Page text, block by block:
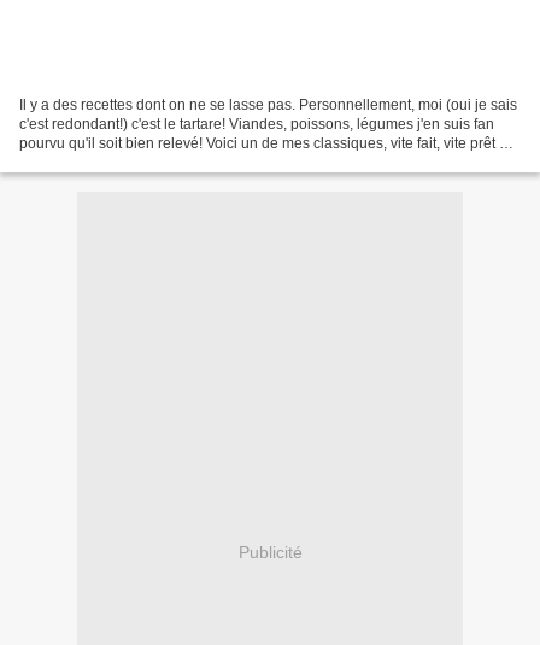
Il y a des recettes dont on ne se lasse pas. Personnellement, moi (oui je sais
c'est redondant!) c'est le tartare! Viandes, poissons, légumes j'en suis fan
pourvu qu'il soit bien relevé! Voici un de mes classiques, vite fait, vite prêt et
Publicité